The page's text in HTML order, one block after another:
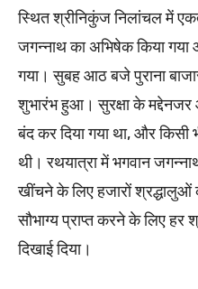
स्थित श्रीनिकुंज निलांचल में
जगन्नाथ का अभिषेक किया गया
गया। सुबह आठ बजे पुराना
शुभारंभ हुआ। सुरक्षा के
बंद कर दिया गया था, और किसी
थी। रथयात्रा में भगवान
खींचने के लिए हजारों
सौभाग्य प्राप्त करने के लिए हर
दिखाई दिया।